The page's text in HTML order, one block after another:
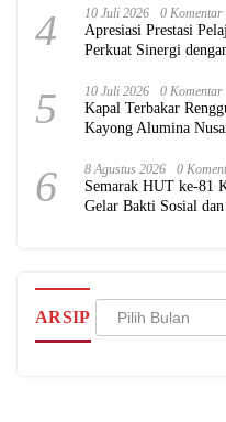
4 10 Juli 2026 0 Komentar
Apresiasi Prestasi
Perkuat Sinergi
5 10 Juli 2026 0 Komentar
Kapal Terbakar
Kayong Alumina
6 8 Agustus 2026 0
Semarak HUT ke-81
Gelar Bakti Sosial dan
ARSIP
Arsip